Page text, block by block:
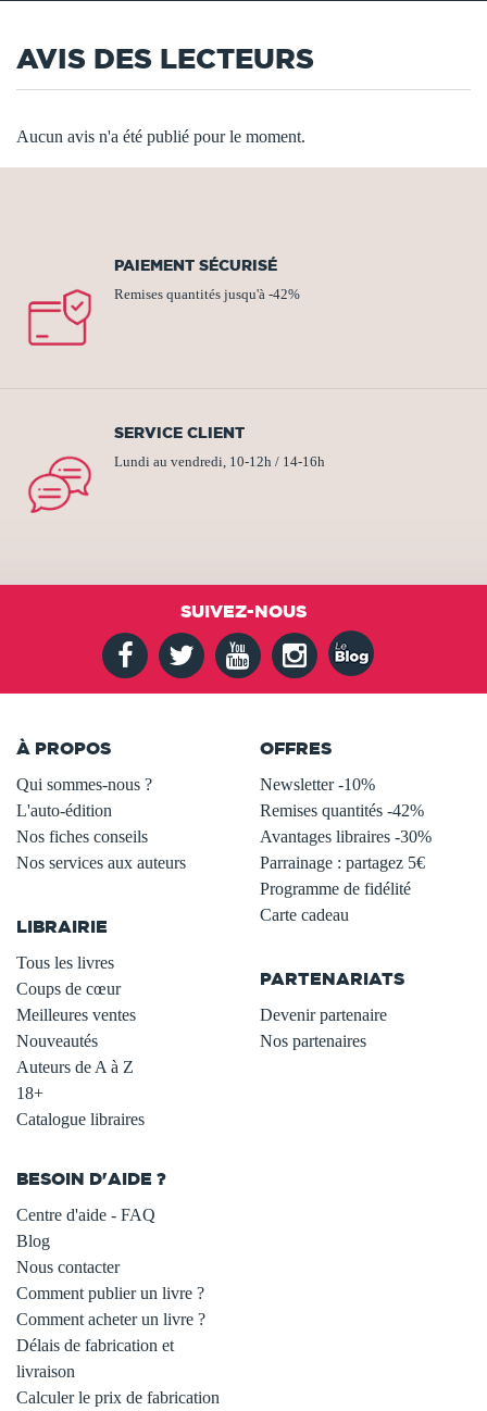
AVIS DES LECTEURS
Aucun avis n'a été publié pour le moment.
PAIEMENT SÉCURISÉ
Remises quantités jusqu'à -42%
SERVICE CLIENT
Lundi au vendredi, 10-12h / 14-16h
SUIVEZ-NOUS
À PROPOS
Qui sommes-nous ?
L'auto-édition
Nos fiches conseils
Nos services aux auteurs
LIBRAIRIE
Tous les livres
Coups de cœur
Meilleures ventes
Nouveautés
Auteurs de A à Z
18+
Catalogue libraires
OFFRES
Newsletter -10%
Remises quantités -42%
Avantages libraires -30%
Parrainage : partagez 5€
Programme de fidélité
Carte cadeau
PARTENARIATS
Devenir partenaire
Nos partenaires
BESOIN D'AIDE ?
Centre d'aide - FAQ
Blog
Nous contacter
Comment publier un livre ?
Comment acheter un livre ?
Délais de fabrication et
livraison
Calculer le prix de fabrication